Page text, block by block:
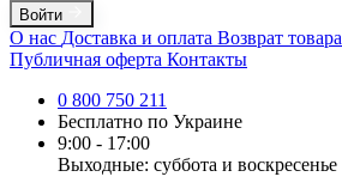
Войти
О нас Доставка и оплата Возврат товара
Публичная оферта Контакты
0 800 750 211
Бесплатно по Украине
9:00 - 17:00
Выходные: суббота и воскресенье